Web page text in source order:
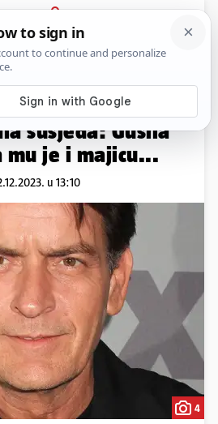
PRIJAVA
Show Komentari
put? Charlieja
susjeda: Gušila
mu je i majicu...
u 13:10
4